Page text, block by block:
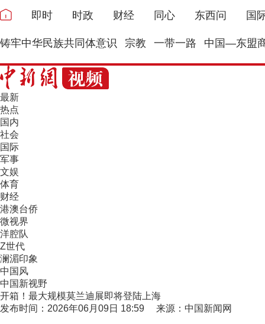
即时 时政 财经 同心 东西问 国
铸牢中华民族共同体意识 宗教 一带一路 中国—东盟
最新
热点
国内
社会
国际
军事
文娱
体育
财经
港澳台侨
微视界
洋腔队
Z世代
澜湄印象
中国风
中国新视野
开箱！最大规模莫兰迪展即将登陆上海
发布时间：2026年06月09日 18:59 来源：中国新闻网